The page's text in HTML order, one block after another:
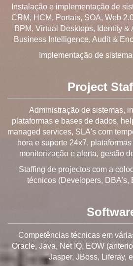
Instalação e implementação de
CRM, HCM, Portais, SOA, Web
BPM, Virtual Desktops, Identity &
Business Intelligence, Audit &
Implementação de
Project
Administração de sistemas,
plataformas e bases de dados,
managed services, SLA's com
hora e suporte 24x7,
monitorização e alerta, gestão
Staffing de projectos com a
técnicos (Developers, DBA's,
Competências técnicas em
Oracle, Java, Net IQ, EOW
Jasper, JBoss, Liferay,